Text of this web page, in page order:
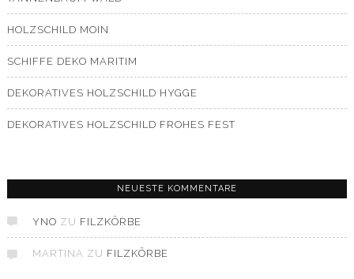
HOLZSCHILD MOIN
SCHIFFE DEKO MARITIM
DEKORATIVES HOLZSCHILD HYGGE
DEKORATIVES HOLZSCHILD FROHES FEST
NEUESTE KOMMENTARE
YNO ZU FILZKÖRBE
MARTINA ZU FILZKÖRBE